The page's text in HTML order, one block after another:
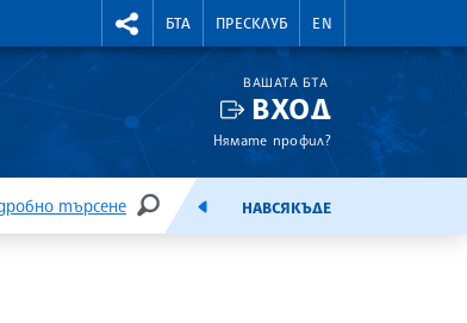
RIGHTMENU.SOCIAL
БТА ПРЕСКЛУБ EN
ВАШАТА БТА
ВХОД
Нямате профил?
търсене
ТЪРСЕНЕЕМИСИЯНАВСЯКЪДЕ